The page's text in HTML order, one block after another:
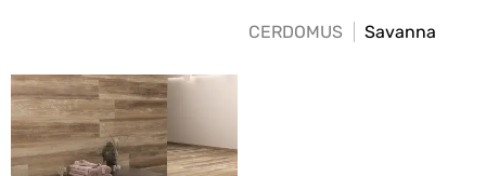
CERDOMUS Savanna